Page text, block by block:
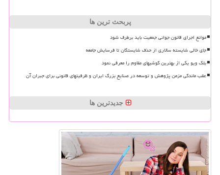
پربحث ترین ها
موانع اجرای قانون جوانی جمعیت باید برطرف شود
جای خالی شایسته سالاری از حذف شایستگان تا فرسایش جامعه
بلک ویو یکی از بهترین گوشیهای مقاوم را معرفی نمود
عقب ماندگی مزمن پژوهش و توسعه در صنایع بزرگ ایران و ظرفیتهای قانونی برای جبران آن
جدیدترین ها